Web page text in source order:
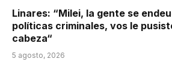
Linares: “Milei, la gente se
políticas criminales, vos le
cabeza“
5 agosto, 2026